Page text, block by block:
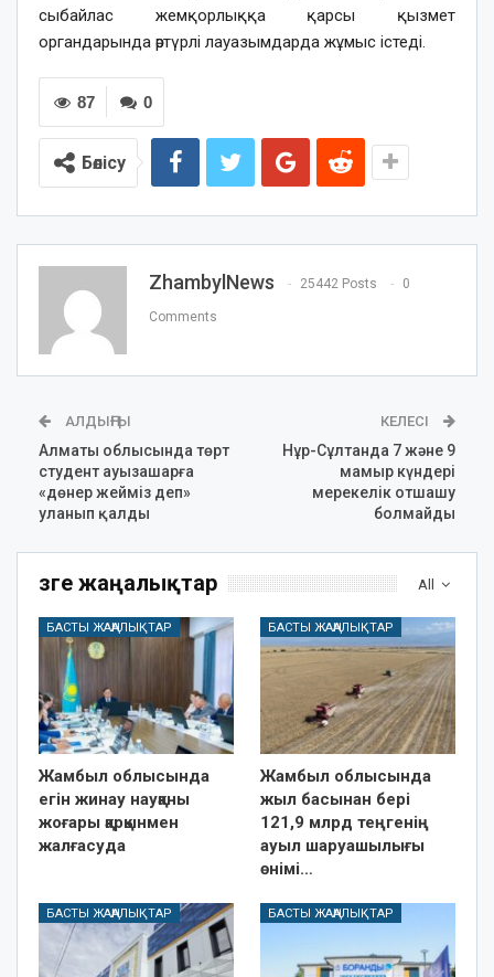
сыбайлас жемқорлыққа қарсы қызмет
органдарында әртүрлі лауазымдарда жұмыс істеді.
0
87
Бөлісу
ZhambylNews 25442 Posts 0
Comments
АЛДЫҢҒЫ
Алматы облысында төрт
студент ауызашарға
«дөнер жейміз деп»
уланып қалды
КЕЛЕСІ
Нұр-Сұлтанда 7 және 9
мамыр күндері
мерекелік отшашу
болмайды
All
Өзге жаңалықтар
БАСТЫ ЖАҢАЛЫҚТАР
Жамбыл облысында
егін жинау науқаны
жоғары қарқынмен
жалғасуда
БАСТЫ ЖАҢАЛЫҚТАР
Жамбыл облысында
жыл басынан бері
121,9 млрд теңгенің
ауыл шаруашылығы
өнімі…
БАСТЫ ЖАҢАЛЫҚТАР БАСТЫ ЖАҢАЛЫҚТАР